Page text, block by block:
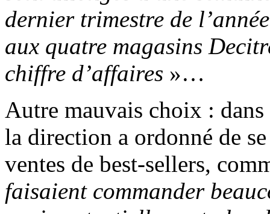
dernier trimestre de
aux quatre magasins
chiffre d’affaires »…
Autre mauvais choix : dans
la direction a ordonné de
ventes de best-sellers,
faisaient commander